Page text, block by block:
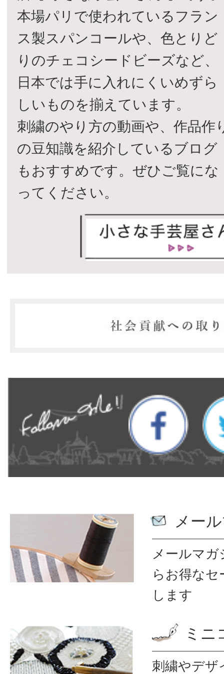
本場パリで使われているフラン
ス製スパンコールや、色とりど
りのチェコシードビーズなど、
日本では手に入れにくいめずら
しいものを揃えています。
刺繍のやり方の動画や、作品作
の豆知識を紹介しているブログ
もおすすめです。ぜひご覧にな
ってください。
メー
メールマ
ら お得なセ
します
ミニ
刺繍やデザ